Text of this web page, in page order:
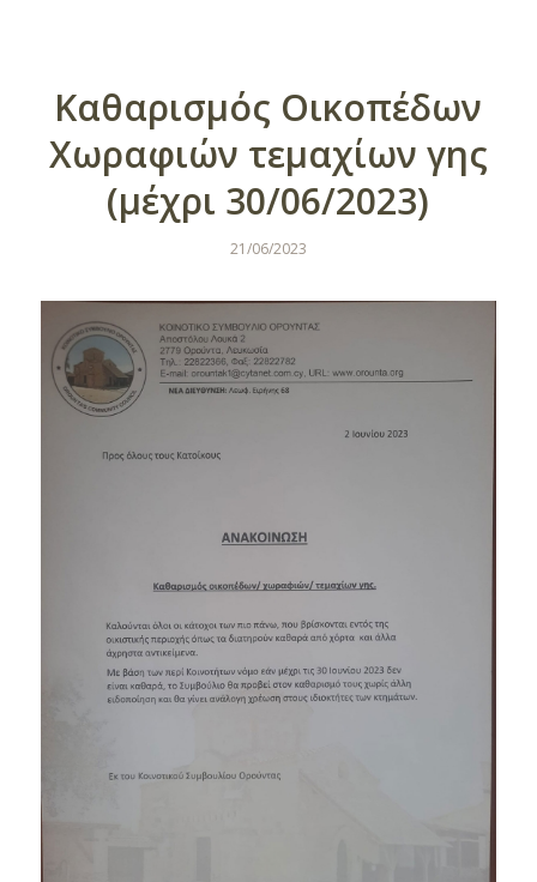
Καθαρισμός Οικοπέδων
Χωραφιών τεμαχίων γης
(μέχρι 30/06/2023)
21/06/2023